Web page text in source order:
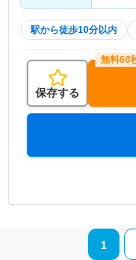
駅から徒歩10分以内
保存する
1